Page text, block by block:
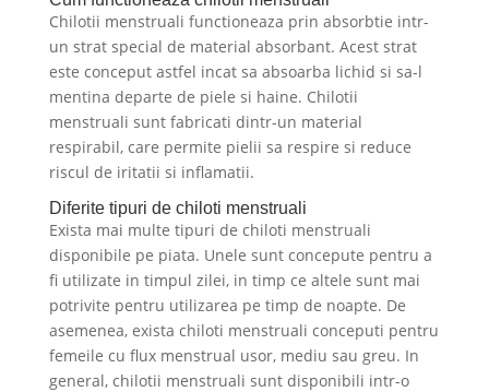
Chilotii menstruali functioneaza prin absorbtie intr-
un strat special de material absorbant. Acest strat
este conceput astfel incat sa absoarba lichid si sa-l
mentina departe de piele si haine. Chilotii
menstruali sunt fabricati dintr-un material
respirabil, care permite pielii sa respire si reduce
riscul de iritatii si inflamatii.
Diferite tipuri de chiloti menstruali
Exista mai multe tipuri de chiloti menstruali
disponibile pe piata. Unele sunt concepute pentru a
fi utilizate in timpul zilei, in timp ce altele sunt mai
potrivite pentru utilizarea pe timp de noapte. De
asemenea, exista chiloti menstruali conceputi pentru
femeile cu flux menstrual usor, mediu sau greu. In
general, chilotii menstruali sunt disponibili intr-o